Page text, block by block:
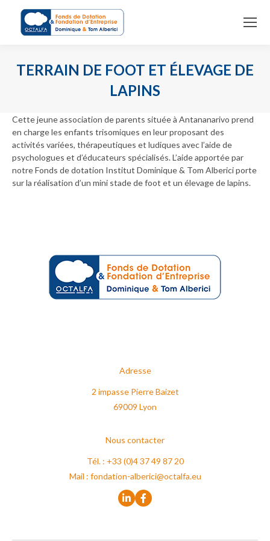
TERRAIN DE FOOT ET ÉLEVAGE DE
LAPINS
Cette jeune association de parents située à Antananarivo prend
en charge les enfants trisomiques en leur proposant des
activités variées, thérapeutiques et ludiques avec l’aide de
psychologues et d’éducateurs spécialisés. L’aide apportée par
notre Fonds de dotation Institut Dominique & Tom Alberici porte
sur la réalisation d’un mini stade de foot et un élevage de lapins.
Adresse
2 impasse Pierre Baizet
69009 Lyon
Nous contacter
Tél. : +33 (0)4 37 49 87 20
Mail : fondation-alberici@octalfa.eu